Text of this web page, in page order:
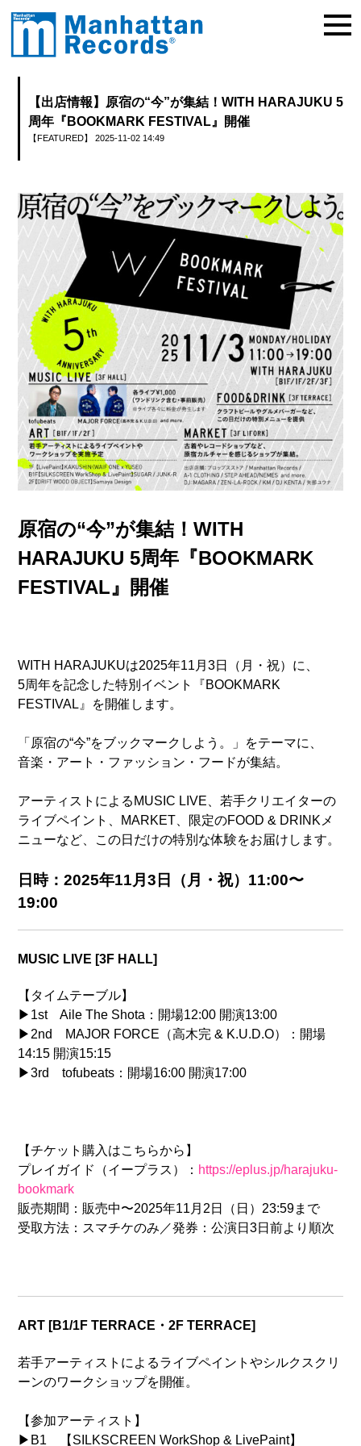
【出店情報】原宿の“今”が集結！WITH HARAJUKU 5
周年『BOOKMARK FESTIVAL』開催
【FEATURED】 2025-11-02 14:49
原宿の“今”が集結！WITH
HARAJUKU 5周年『BOOKMARK
FESTIVAL』開催
WITH HARAJUKUは2025年11月3日（月・祝）に、
5周年を記念した特別イベント『BOOKMARK
FESTIVAL』を開催します。
「原宿の“今”をブックマークしよう。」をテーマに、
音楽・アート・ファッション・フードが集結。
アーティストによるMUSIC LIVE、若手クリエイターの
ライブペイント、MARKET、限定のFOOD & DRINKメ
ニューなど、この日だけの特別な体験をお届けします。
日時：2025年11月3日（月・祝）11:00〜
19:00
MUSIC LIVE [3F HALL]
【タイムテーブル】
▶︎1st Aile The Shota：開場12:00 開演13:00
▶︎2nd MAJOR FORCE（高木完 & K.U.D.O）：開場
14:15 開演15:15
▶︎3rd tofubeats：開場16:00 開演17:00
【チケット購入はこちらから】
プレイガイド（イープラス）： https://eplus.jp/harajuku-
bookmark
販売期間：販売中〜2025年11月2日（日）23:59まで
受取方法：スマチケのみ／発券：公演日3日前より順次
ART [B1/1F TERRACE・2F TERRACE]
若手アーティストによるライブペイントやシルクスクリ
ーンのワークショップを開催。
【参加アーティスト】
▶︎B1 【SILKSCREEN WorkShop & LivePaint】